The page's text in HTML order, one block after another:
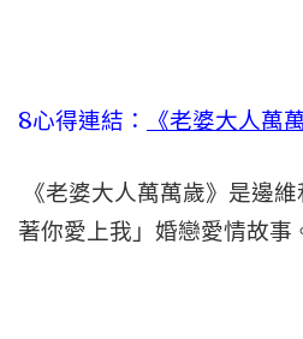
8心得連結： 《老婆大人萬
《老婆大人萬萬歲》是邊
著你愛上我」婚戀愛情故事